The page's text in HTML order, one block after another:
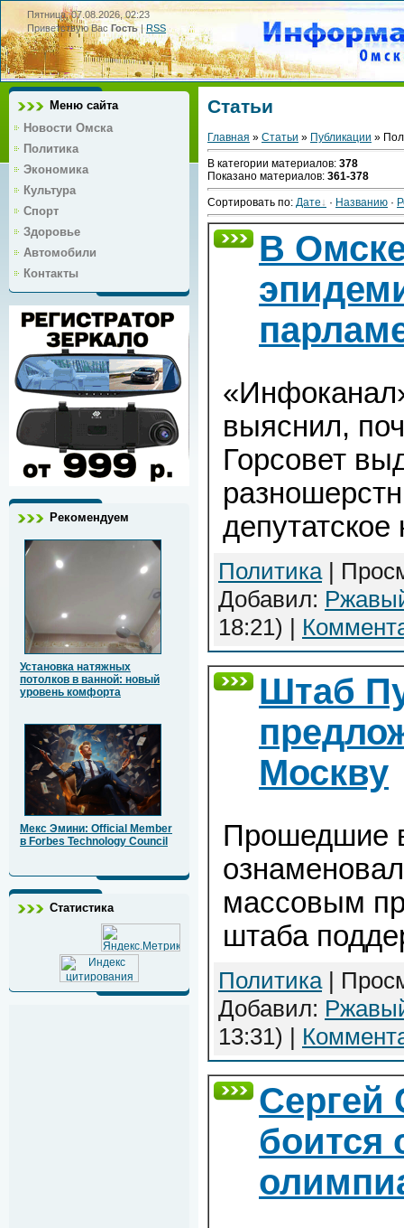
Пятница, 07.08.2026, 02:23
Приветствую Вас Гость|RSS
Меню сайта
Новости Омска
Политика
Экономика
Культура
Спорт
Здоровье
Автомобили
Контакты
Рекомендуем
Установка натяжных
потолков в ванной: новый
уровень комфорта
Мекс Эмини: Official Member
в Forbes Technology Council
Статистика
Статьи
Главная » Статьи » Публикации »
В категории материалов: 378
Показано материалов: 361-378
Сортировать по: Дате · Названию ·
В
выяснил,
Горсовет
депутатское
Политика|
Добавил:
18:21) |
Штаб
Москву
Прошедшие
массовым
штаба
Политика|
Добавил:
13:31) |
Сергей
боится